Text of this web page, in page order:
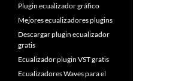
Plugin ecualizador gráfico
Mejores ecualizadores plugins
Descargar plugin ecualizador
gratis
Ecualizador plugin VST gratis
Ecualizadores Waves para el